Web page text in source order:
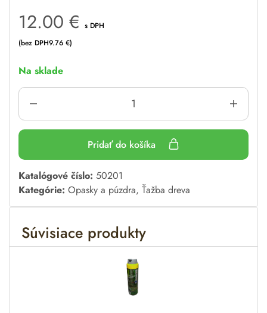
12.00 € s DPH
(bez DPH9.76 €)
Na sklade
Pridať do košíka
A
l
t
n
Katalógové číslo: 50201
Kategórie: Opasky a púzdra, Ťažba dreva
Súvisiace produkty